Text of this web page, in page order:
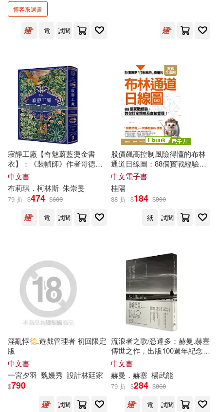
(新西蘭)賈斯丁·達斯(12)
《意林·原創版》編輯部(12)
中國地圖出版社(12)
中華會計網校(12) 博爾(12)
國家林業和草原局(12)
安德魯‧克萊門斯(12)
岩村和朗(12) 暮石ヤコ(12)
法蘭茲．卡夫卡(12)
磯谷友紀(12) 福澤由美子(12)
秋千(12) 胡元斌(12)
華強方特（深圳）動漫有限公司(1
2)
文化藝術出版社(75)
中國宇航出版社(74)
中國金融出版社(74)
江蘇教育出版社(74)
福建教育出版社(74)
Capriccio(73)
中國科學技術出版社(72)
木馬文化(72)
汕頭大學出版社(72)
上海社會科學院出版社(71)
千華駐科技(71) 遠東圖書(71)
博客來選書
電 試閱
寂靜工廠【奇魅蔚藍燙金書
衣】：《裝幀師》作者哥德懸
疑新作，致所有渴望寂靜的失
眠者
中文書
布莉琪．柯林斯 朱崇旻
79 折 $474 $600
電
試閱
股價飆高控制風險得懂的布林
通道日線圖：88個實戰經驗，
教你訂定策略及倉位管理! (電
子書)
中文電子書
桂陽
88 折 $184 $300
紙
試閱
淫亂悖德.遊戲管理者 初回限定
版
中文書
一宮夕羽 魏嫚秀 設計林廷家
$790
試閱
流浪者之歌/悉達多：赫曼.赫塞
傳世之作，出版100週年紀念版
【歌德金質獎章譯者典藏譯
本】
中文書
赫曼．赫塞 楊武能
79 折 $284 $360
電
試閱